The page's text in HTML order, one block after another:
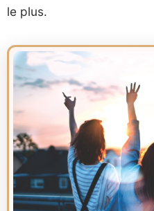
le plus.